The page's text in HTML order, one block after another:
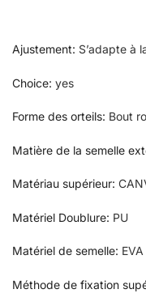
Ajustement: S’adapte à
Choice: yes
Forme des orteils: Bout
Matière de la semelle
Matériau supérieur:
Matériel Doublure: PU
Matériel de semelle: EVA
Méthode de fixation